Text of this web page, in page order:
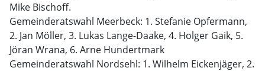
Mike Bischoff.
Gemeinderatswahl Meerbeck: 1. Stefanie Opfermann,
2. Jan Möller, 3. Lukas Lange-Daake, 4. Holger Gaik, 5.
Jöran Wrana, 6. Arne Hundertmark
Gemeinderatswahl Nordsehl: 1. Wilhelm Eickenjäger, 2.